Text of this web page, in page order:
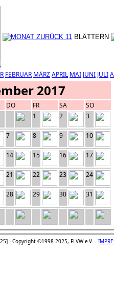
BLÄTTERN
FEBRUAR MÄRZAPRIL MAI JUNI JULI
2017
DO FR SA
SO
1
2 3
7 8 9 10
14 15 16 17
21 22 23 24
28 29 30 31
- Copyright ©1998-2025, FLVW e.V. -